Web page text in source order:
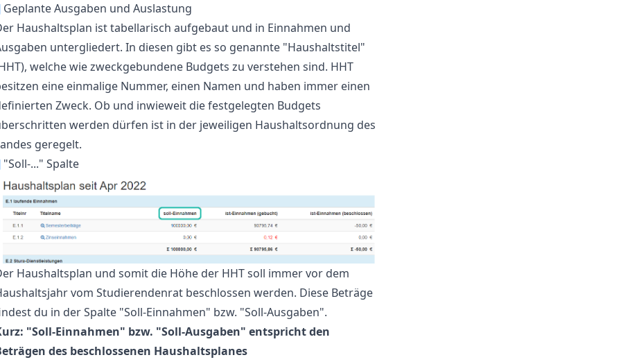
Geplante Ausgaben und Auslastung
Haushaltsplan ist tabellarisch aufgebaut und in Einnahmen und
untergliedert. In diesen gibt es so genannte "Haushaltstitel"
welche wie zweckgebundene Budgets zu verstehen sind. HHT
eine einmalige Nummer, einen Namen und haben immer einen
Zweck. Ob und inwieweit die festgelegten Budgets
werden dürfen ist in der jeweiligen Haushaltsordnung des
geregelt.
"Soll-..." Spalte
Haushaltsplan und somit die Höhe der HHT soll immer vor dem
vom Studierendenrat beschlossen werden. Diese Beträge
du in der Spalte "Soll-Einnahmen" bzw. "Soll-Ausgaben".
"Soll-Einnahmen" bzw. "Soll-Ausgaben" entspricht den
des beschlossenen Haushaltsplanes